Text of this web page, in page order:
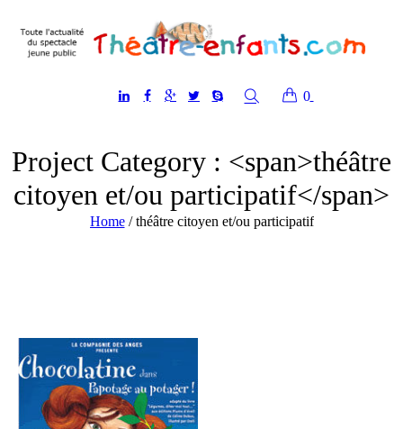
0
Project Category : <span>théâtre
citoyen et/ou participatif</span>
Home /théâtre citoyen et/ou participatif